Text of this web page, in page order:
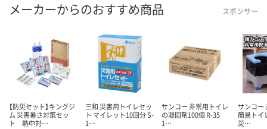
メーカーからのおすすめ商品 スポンサー
【防災セット】キングジ
ム 災害暑さ対策セッ
ト 熱中対…
三和 災害用トイレセッ
ト マイレット10回分 S-
1…
サンコー 非常用トイレ
の凝固剤100個 R-35
1…
サンコー
簡易トイ
災…